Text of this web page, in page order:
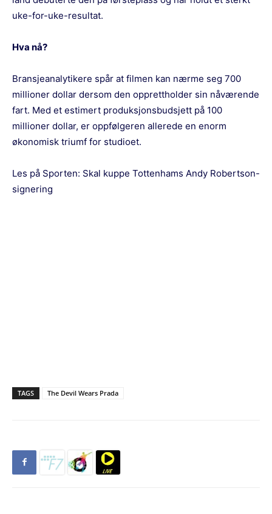
uke-for-uke-resultat.
Hva nå?
Bransjeanalytikere spår at filmen kan nærme seg 700
millioner dollar dersom den opprettholder sin nåværende
fart. Med et estimert produksjonsbudsjett på 100
millioner dollar, er oppfølgeren allerede en enorm
økonomisk triumf for studioet.
Les på Sporten: Skal kuppe Tottenhams Andy Robertson-
signering
TAGS The Devil Wears Prada